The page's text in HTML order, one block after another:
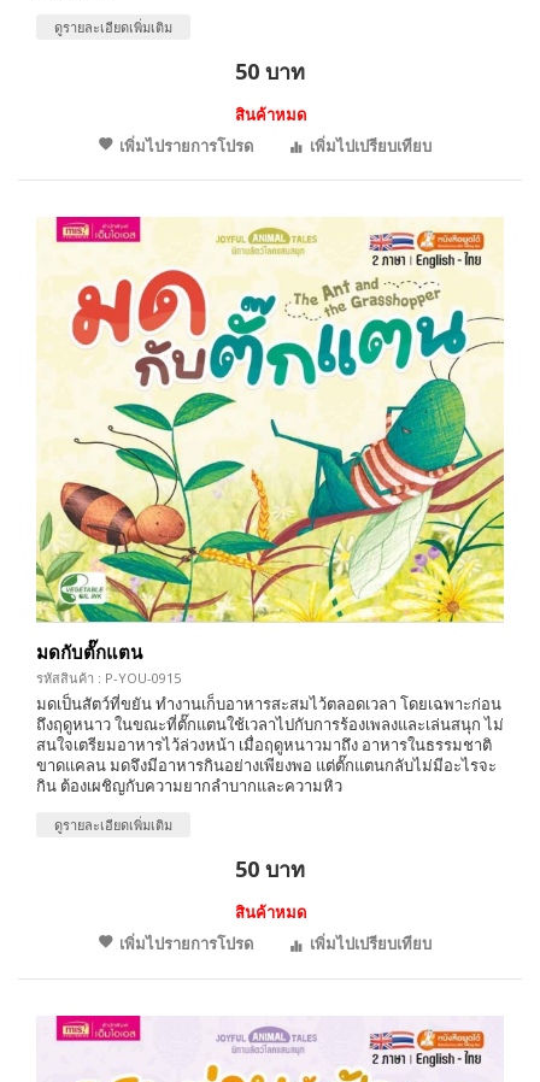
ดูรายละเอียดเพิ่มเติม
50 บาท
สินค้าหมด
เพิ่มไปรายการโปรด
เพิ่มไปเปรียบเทียบ
มดกับตั๊กแตน
รหัสสินค้า : P-YOU-0915
มดเป็นสัตว์ที่ขยัน ทำงานเก็บอาหารสะสมไว้ตลอดเวลา โดยเฉพาะก่อน
ถึงฤดูหนาว ในขณะที่ตั๊กแตนใช้เวลาไปกับการร้องเพลงและเล่นสนุก ไม่
สนใจเตรียมอาหารไว้ล่วงหน้า เมื่อฤดูหนาวมาถึง อาหารในธรรมชาติ
ขาดแคลน มดจึงมีอาหารกินอย่างเพียงพอ แต่ตั๊กแตนกลับไม่มีอะไรจะ
กิน ต้องเผชิญกับความยากลำบากและความหิว
ดูรายละเอียดเพิ่มเติม
50 บาท
สินค้าหมด
เพิ่มไปรายการโปรด
เพิ่มไปเปรียบเทียบ